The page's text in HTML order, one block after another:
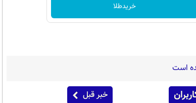
خریدطلا
است
خبر قبل